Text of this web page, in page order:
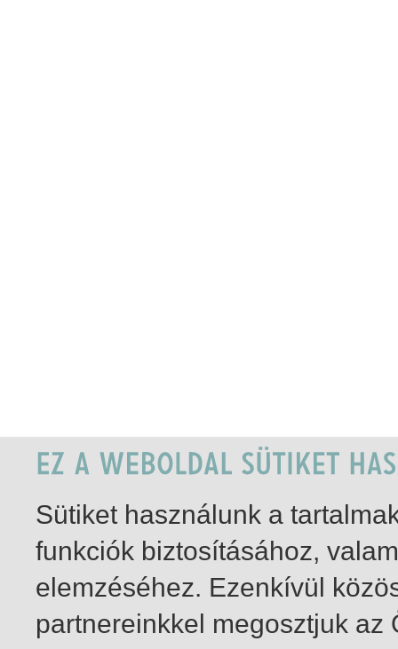
Sütiket használunk a
funkciók biztosításához,
elemzéséhez. Ezenkívül
partnereinkkel megosztjuk